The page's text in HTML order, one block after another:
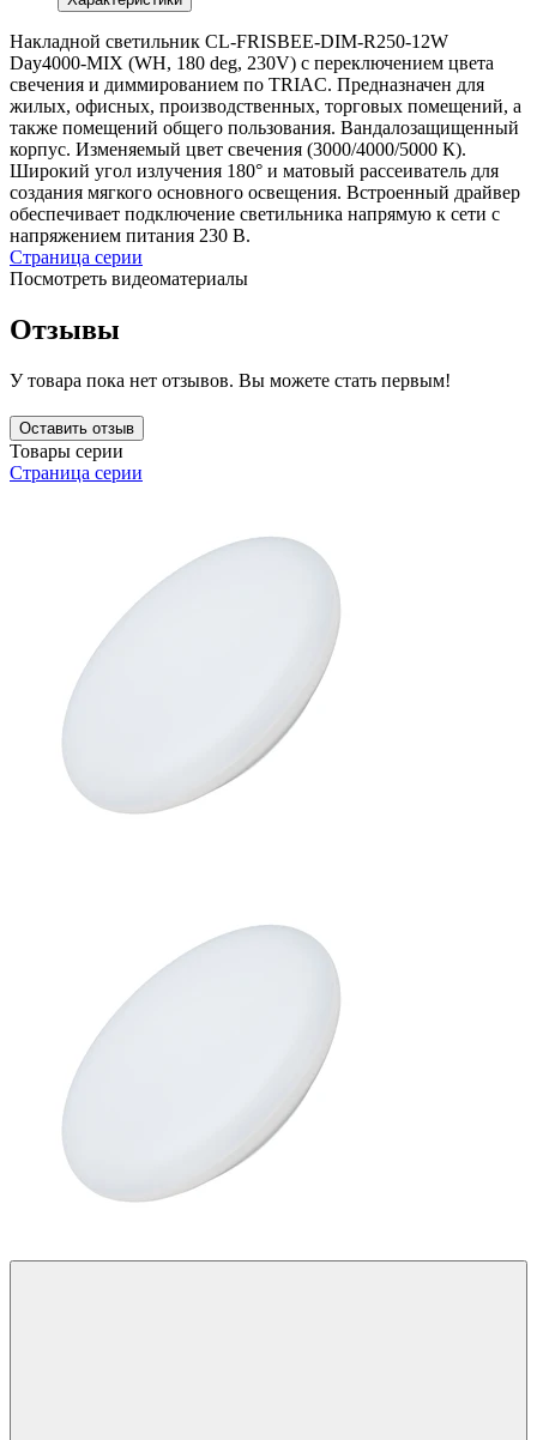
Накладной светильник CL-FRISBEE-DIM-R250-12W
Day4000-MIX (WH, 180 deg, 230V) с переключением цвета
свечения и диммированием по TRIAC. Предназначен для
жилых, офисных, производственных, торговых помещений, а
также помещений общего пользования. Вандалозащищенный
корпус. Изменяемый цвет свечения (3000/4000/5000 К).
Широкий угол излучения 180° и матовый рассеиватель для
создания мягкого основного освещения. Встроенный драйвер
обеспечивает подключение светильника напрямую к сети с
напряжением питания 230 В.
Страница серии
Посмотреть видеоматериалы
Отзывы
У товара пока нет отзывов. Вы можете стать первым!
Оставить отзыв
Товары серии
Страница серии